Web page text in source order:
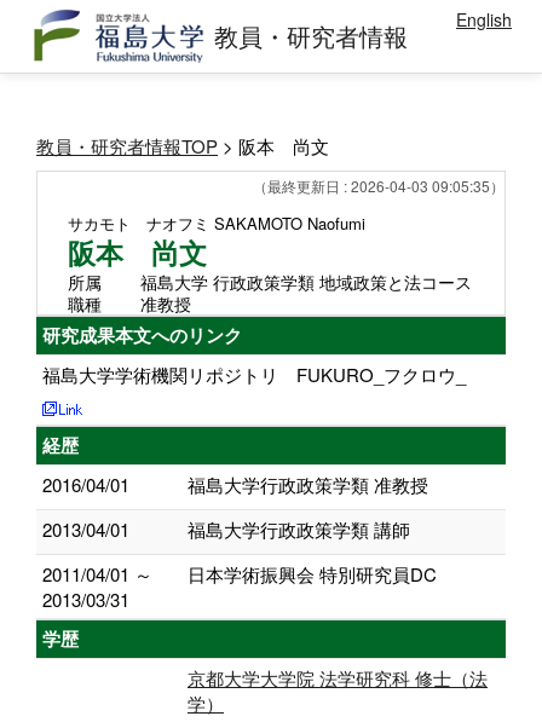
教員・研究者情報 English
教員・研究者情報TOP > 阪本 尚文
（最終更新日 : 2026-04-03 09:05:35）
サカモト ナオフミ SAKAMOTO Naofumi
阪本 尚文
所属
福島大学 行政政策学類 地域政策と法コース
職種
准教授
研究成果本文へのリンク
福島大学学術機関リポジトリ FUKURO_フクロウ_
経歴
2016/04/01
福島大学行政政策学類 准教授
2013/04/01
福島大学行政政策学類 講師
2011/04/01 ～
2013/03/31
日本学術振興会 特別研究員DC
学歴
京都大学大学院 法学研究科 修士（法
学）